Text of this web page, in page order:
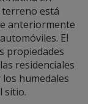
terreno está
anteriormente
El
propiedades
residenciales
humedales
sitio.